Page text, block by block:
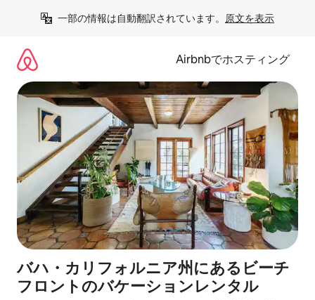
一部の情報は自動翻訳されています。 原文を表示
Airbnbでホスティング
バハ・カリフォルニア州にあるビーチ
フロントのバケーションレンタル